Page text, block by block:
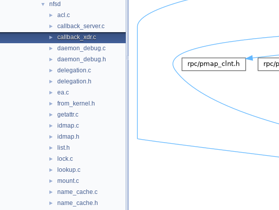
▼ nfsd
► acl.c
► callback_server.c
► callback_xdr.c
► daemon_debug.c
► daemon_debug.h
► delegation.c
► delegation.h
► ea.c
► from_kernel.h
► getattr.c
► idmap.c
► idmap.h
► list.h
► lock.c
► lookup.c
► mount.c
► name_cache.c
► name_cache.h